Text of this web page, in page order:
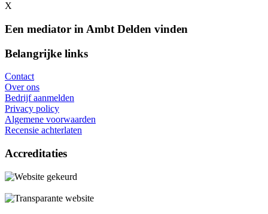
X
Een mediator in Ambt Delden vinden
Belangrijke links
Contact
Over ons
Bedrijf aanmelden
Privacy policy
Algemene voorwaarden
Recensie achterlaten
Accreditaties